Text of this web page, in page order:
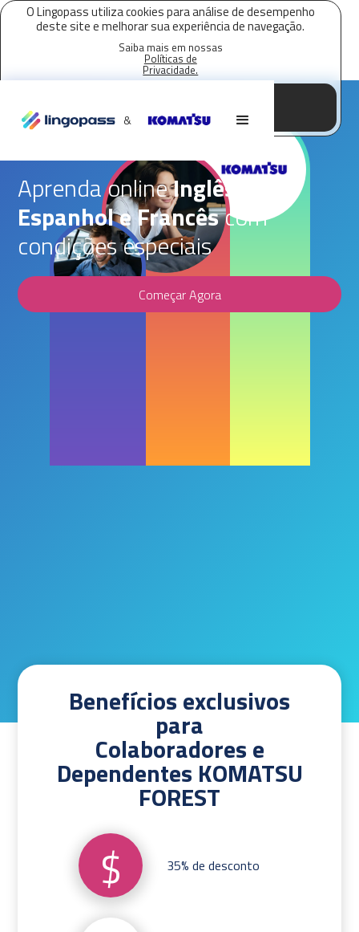
O Lingopass utiliza cookies para análise de desempenho
deste site e melhorar sua experiência de navegação.
Saiba mais em nossas
Políticas de
Privacidade.
&
Parceria Lingopass,
Aprenda onlineInglês,
Espanhol e Francêscom
condições especiais
Começar Agora
Benefícios exclusivos
para
Colaboradores e
Dependentes KOMATSU
FOREST
$ 35% de desconto